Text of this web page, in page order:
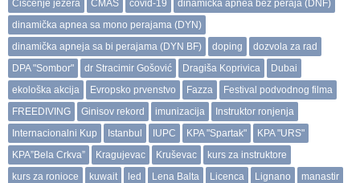
Čišćenje jezera
CMAS covid-19
dinamička apnea bez peraja (DNF)
dinamička apnea sa mono perajama (DYN)
dinamička apneja sa bi perajama (DYN BF)
doping
dozvola za rad
DPA "Sombor"
dr Stracimir Gošović Dragiša Koprivica
Dubai
ekološka akcija
Evropsko prvenstvo Fazza
Festival podvodnog filma
FREEDIVING
Ginisov rekord imunizacija
Instruktor ronjenja
Internacionalni Kup
Istanbul IUPC KPA "Spartak"
KPA "URS"
KPA”Bela Crkva”
Kragujevac Kruševac
kurs za instruktore
kurs za ronioce
kuwait led Lena Balta Licenca Lignano
manastir